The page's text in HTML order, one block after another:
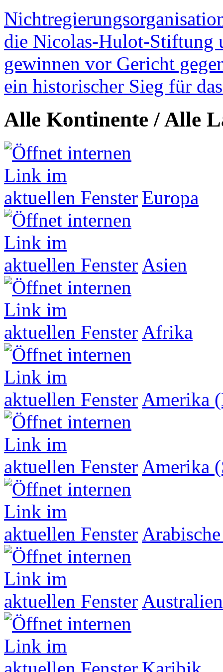
die Nicolas-Hulot-Stiftung
gewinnen vor Gericht
ein historischer Sieg für
Alle Kontinente / Alle
Europa
Asien
Afrika
Amerika
Amerika
Australien